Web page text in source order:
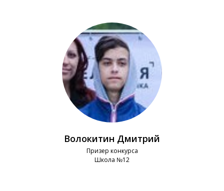
Волокитин Дмитрий
Призер конкурса
Школа №12